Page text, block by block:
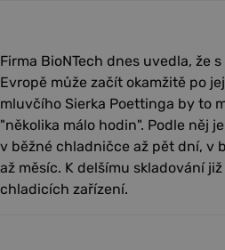
Firma BioNTech dnes uvedla, že
Evropě může začít okamžitě po
mluvčího Sierka Poettinga by to
"několika málo hodin". Podle něj
v běžné chladničce až pět dní, v
až měsíc. K delšímu skladování
chladicích zařízení.